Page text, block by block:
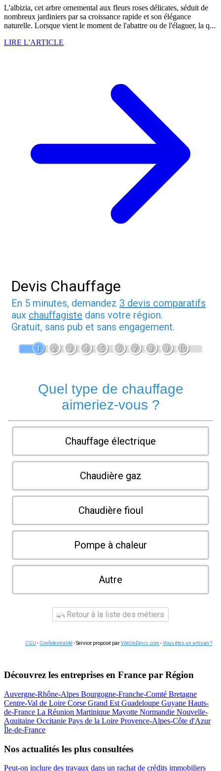
L'albizia, cet arbre ornemental aux fleurs roses délicates, séduit de
nombreux jardiniers par sa croissance rapide et son élégance
naturelle. Lorsque vient le moment de l'abattre ou de l'élaguer, la q...
LIRE L'ARTICLE
Devis Chauffage
En 5 minutes, demandez 3 devis comparatifs
aux chauffagiste dans votre région.
Gratuit, sans pub et sans engagement.
1 2 3 4 5 6 7 8 9 10
Quel type de chauffage
aimeriez-vous ?
Chauffage électrique
Chaudière gaz
Chaudière fioul
Pompe à chaleur
Autre
Retour à la liste des métiers
CGU - Confidentialité- Service proposé parViteUnDevis.com -Vous êtes un artisan ?
Découvrez les entreprises en France par Région
Auvergne-Rhône-Alpes Bourgogne-Franche-Comté Bretagne
Centre-Val de Loire Corse Grand Est Guadeloupe Guyane Hauts-
de-France La Réunion Martinique Mayotte Normandie Nouvelle-
Aquitaine Occitanie Pays de la Loire Provence-Alpes-Côte d'Azur
Île-de-France
Nos actualités les plus consultées
Peut-on inclure des travaux dans un rachat de crédits immobiliers